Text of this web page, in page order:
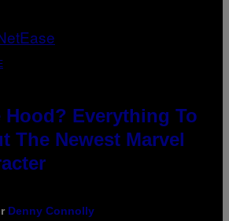
Hood? Everything To
The Newest Marvel
Denny Connolly